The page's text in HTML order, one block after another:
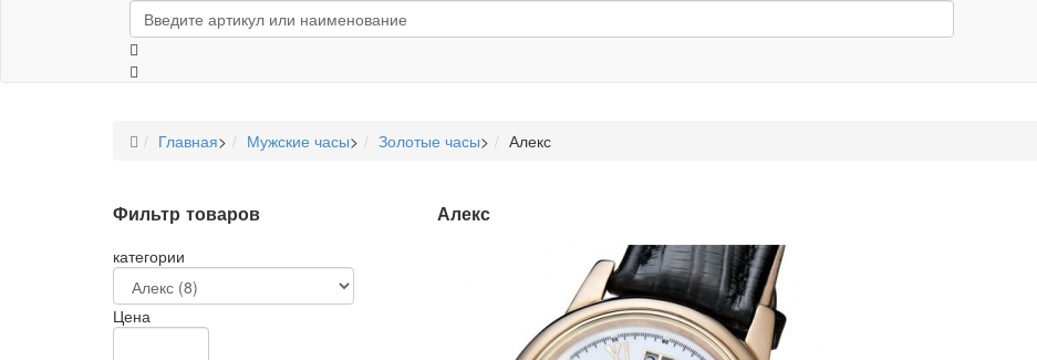
Главная> Мужские часы> Золотые часы> Алекс
Фильтр товаров
категории
Цена
Алекс